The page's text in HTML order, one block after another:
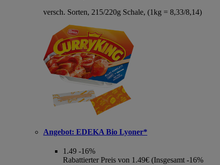
versch. Sorten, 215/220g Schale, (1kg = 8,33/8,14)
Angebot: EDEKA Bio Lyoner*
1.49 -16%
Rabattierter Preis von 1.49€ (Insgesamt -16%